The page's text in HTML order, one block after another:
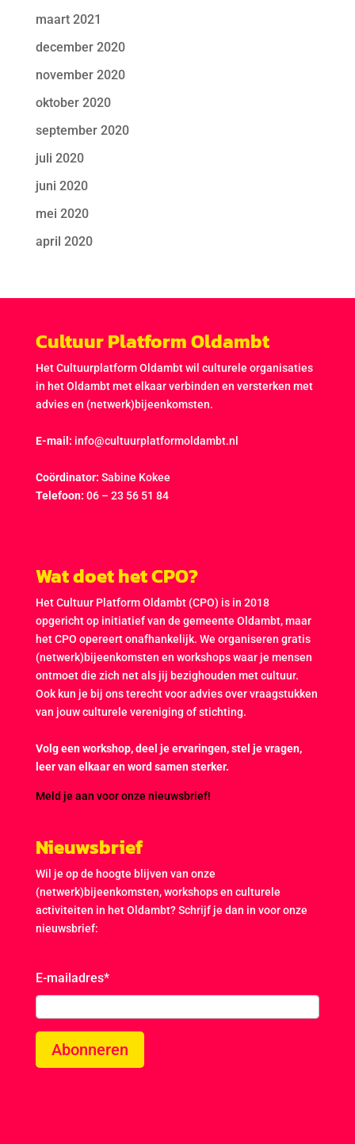
maart 2021
december 2020
november 2020
oktober 2020
september 2020
juli 2020
juni 2020
mei 2020
april 2020
Cultuur Platform Oldambt
Het Cultuurplatform Oldambt wil culturele organisaties
in het Oldambt met elkaar verbinden en versterken met
advies en (netwerk)bijeenkomsten.
E-mail: info@cultuurplatformoldambt.nl
Coördinator: Sabine Kokee
Telefoon: 06 – 23 56 51 84
Wat doet het CPO?
Het Cultuur Platform Oldambt (CPO) is in 2018
opgericht op initiatief van de gemeente Oldambt, maar
het CPO opereert onafhankelijk. We organiseren gratis
(netwerk)bijeenkomsten en workshops waar je mensen
ontmoet die zich net als jij bezighouden met cultuur.
Ook kun je bij ons terecht voor advies over vraagstukken
van jouw culturele vereniging of stichting.
Volg een workshop, deel je ervaringen, stel je vragen,
leer van elkaar en word samen sterker.
Meld je aan voor onze nieuwsbrief!
Nieuwsbrief
Wil je op de hoogte blijven van onze
(netwerk)bijeenkomsten, workshops en culturele
activiteiten in het Oldambt? Schrijf je dan in voor onze
nieuwsbrief:
E-mailadres*
Abonneren